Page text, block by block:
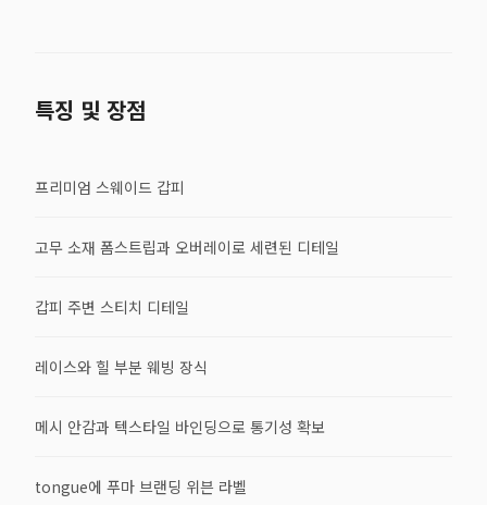
특징 및 장점
프리미엄 스웨이드 갑피
고무 소재 폼스트립과 오버레이로 세련된 디테일
갑피 주변 스티치 디테일
레이스와 힐 부분 웨빙 장식
메시 안감과 텍스타일 바인딩으로 통기성 확보
tongue에 푸마 브랜딩 위븐 라벨